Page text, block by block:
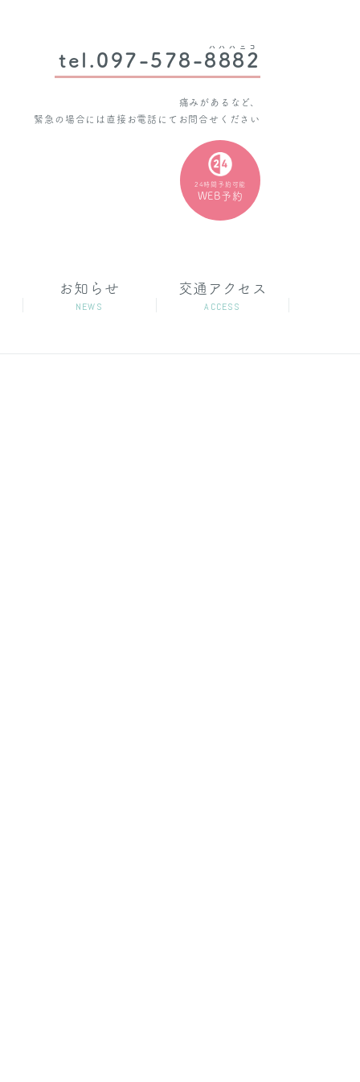
tel.097-578-8882
ハハハニコ
痛みがあるなど、
緊急の場合には直接お電話にてお問合せください
24時間予約可能
WEB予約
お知らせ
NEWS
交通アクセス
ACCESS